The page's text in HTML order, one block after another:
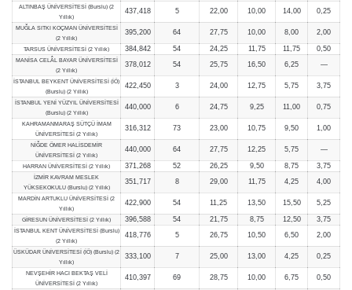
ALTINBAŞ ÜNİVERSİTESİ (Burslu) (2
Yıllık)
437,418 5 22,00 10,00 14,00 0,25
MUĞLA SITKI KOÇMAN ÜNİVERSİTESİ
(2 Yıllık)
395,200 64 27,75 10,00 8,00 2,00
TARSUS ÜNİVERSİTESİ (2 Yıllık) 384,842 54 24,25 11,75 11,75 0,50
MANİSA CELÂL BAYAR ÜNİVERSİTESİ
(2 Yıllık)
378,012 54 25,75 16,50 6,25 —
İSTANBUL BEYKENT ÜNİVERSİTESİ (İÖ)
(Burslu) (2 Yıllık)
422,450 3 24,00 12,75 5,75 3,75
İSTANBUL YENİ YÜZYIL ÜNİVERSİTESİ
(Burslu) (2 Yıllık)
440,000 6 24,75 9,25 11,00 0,75
KAHRAMANMARAŞ SÜTÇÜ İMAM
ÜNİVERSİTESİ (2 Yıllık)
316,312 73 23,00 10,75 9,50 1,00
NİĞDE ÖMER HALİSDEMİR
ÜNİVERSİTESİ (2 Yıllık)
440,000 64 27,75 12,25 5,75 —
HARRAN ÜNİVERSİTESİ (2 Yıllık) 371,268 52 26,25 9,50 8,75 3,75
İZMİR KAVRAM MESLEK
YÜKSEKOKULU (Burslu) (2 Yıllık)
351,717 8 29,00 11,75 4,25 4,00
MARDİN ARTUKLU ÜNİVERSİTESİ (2
Yıllık)
422,900 54 11,25 13,50 15,50 5,25
GİRESUN ÜNİVERSİTESİ (2 Yıllık) 396,588 54 21,75 8,75 12,50 3,75
İSTANBUL KENT ÜNİVERSİTESİ (Burslu)
(2 Yıllık)
418,776 5 26,75 10,50 6,50 2,00
ÜSKÜDAR ÜNİVERSİTESİ (İÖ) (Burslu) (2
Yıllık)
333,100 7 25,00 13,00 4,25 0,25
NEVŞEHİR HACI BEKTAŞ VELİ
ÜNİVERSİTESİ (2 Yıllık)
410,397 69 28,75 10,00 6,75 0,50